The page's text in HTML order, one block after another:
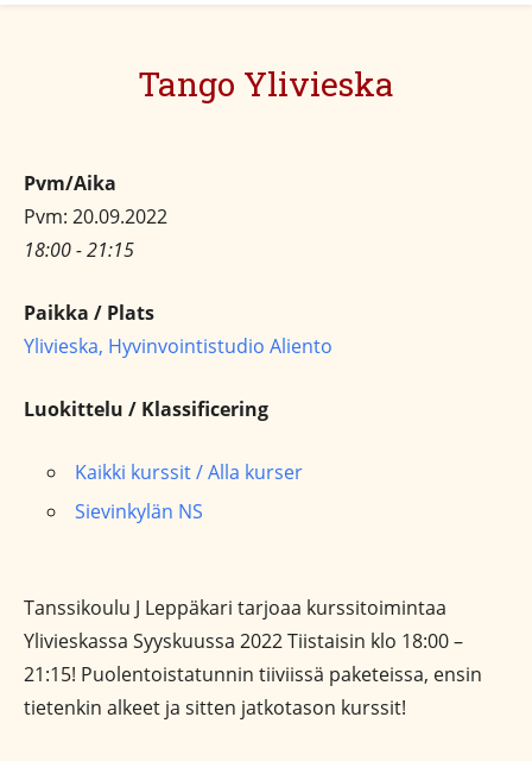
Tango Ylivieska
Pvm/Aika
Pvm: 20.09.2022
18:00 - 21:15
Paikka / Plats
Ylivieska, Hyvinvointistudio Aliento
Luokittelu / Klassificering
Kaikki kurssit / Alla kurser
Sievinkylän NS
Tanssikoulu J Leppäkari tarjoaa kurssitoimintaa
Ylivieskassa Syyskuussa 2022 Tiistaisin klo 18:00 –
21:15! Puolentoistatunnin tiiviissä paketeissa, ensin
tietenkin alkeet ja sitten jatkotason kurssit!